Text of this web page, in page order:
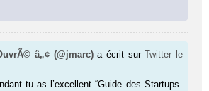
â„¢ (@jmarc) a écrit surTwitter le
tu as l’excellent “Guide des Startups